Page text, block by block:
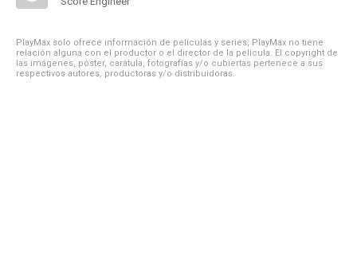
PlayMax solo ofrece información de películas y series, PlayMax no tiene
relación alguna con el productor o el director de la película. El copyright de
las imágenes, póster, carátula, fotografías y/o cubiertas pertenece a sus
respectivos autores, productoras y/o distribuidoras.